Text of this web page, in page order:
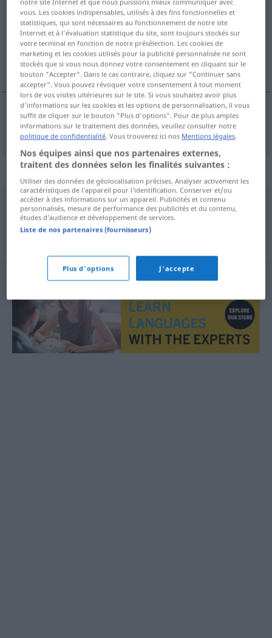
Vue d'ensemble de toutes les traductions
(Pour plus d'informations, cliquez sur/touchez la traduction)
contre-attaque immédiate
contre-attaque (immédiate) Gegenstoß MIL
Synonymes de "Gegenstoß"
Gegenangriff ,Konter,Break
vous. Les cookies indispensables, utilisés à des fins fonctionnelles et
statistiques, qui sont nécessaires au fonctionnement de notre site
Internet et à l'évaluation statistique du site, sont toujours stockés sur
votre terminal en fonction de notre présélection. Les cookies de
marketing et les cookies utilisés pour la publicité personnalisée ne sont
stockés que si vous nous donnez votre consentement en cliquant sur le
bouton "Accepter". Dans le cas contraire, cliquez sur "Continuer sans
accepter". Vous pouvez révoquer votre consentement à tout moment
lors de vos visites ultérieures sur le site. Si vous souhaitez avoir plus
d'informations sur les cookies et les options de personnalisation, il vous
suffit de cliquer sur le bouton "Plus d'options". Pour de plus amples
informations sur le traitement des données, veuillez consulter notre
politique de confidentialité . Vous trouverez ici nos Mentions légales
Nos équipes ainsi que nos partenaires externes,
traitent des données selon les finalités suivantes :
Utiliser des données de géolocalisation précises. Analyser activement les
caractéristiques de l’appareil pour l’identification. Conserver et/ou
accéder à des informations sur un appareil. Publicités et contenu
personnalisés, mesure de performance des publicités et du contenu,
études d’audience et développement de services.
Liste de nos partenaires (fournisseurs)
Plus d'options J'accepte